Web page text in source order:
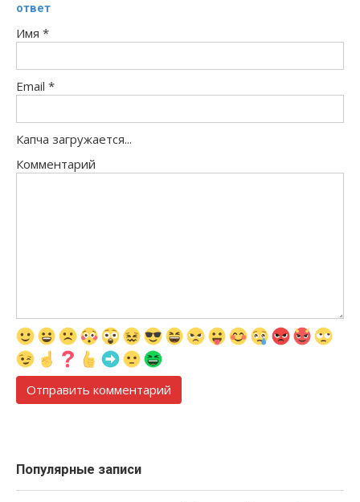
ответ
Имя *
Email *
Капча загружается...
Комментарий
Популярные записи